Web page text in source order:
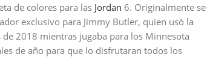
de colores para las Jordan 6. Originalmente se
exclusivo para Jimmy Butler, quien usó la
2018 mientras jugaba para los Minnesota
de año para que lo disfrutaran todos los